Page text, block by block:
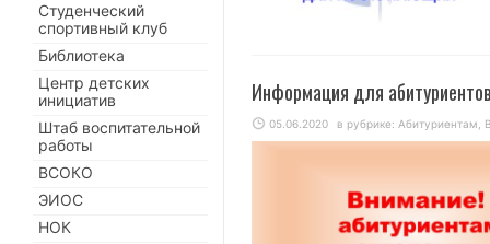
Информация для
05.06.2020 в рубрике: Абитуриентам,
Студенческий
спортивный клуб
Библиотека
Центр детских
инициатив
Штаб воспитательной
работы
ВСОКО
ЭИОС
НОК